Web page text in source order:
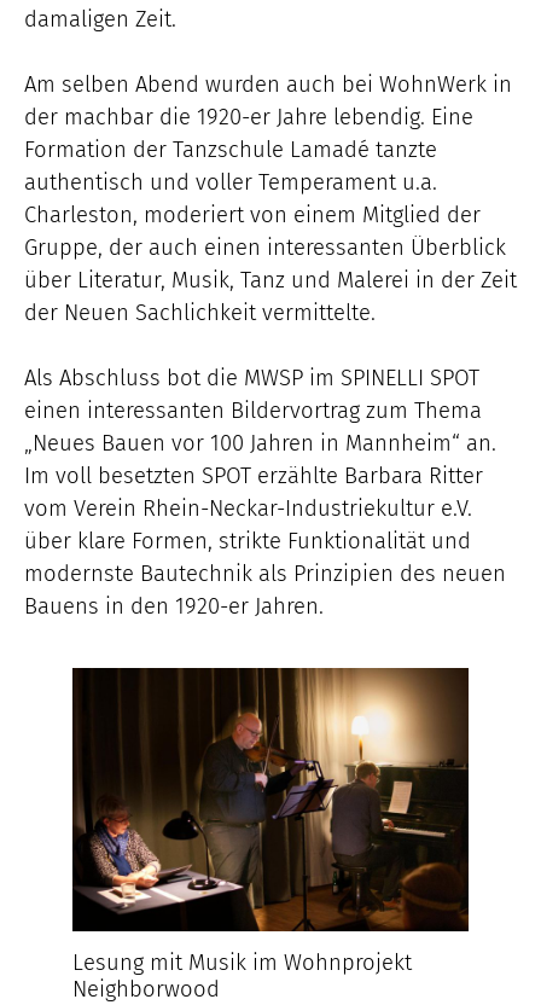
damaligen Zeit.
Am selben Abend wurden auch bei WohnWerk in
der machbar die 1920-er Jahre lebendig. Eine
Formation der Tanzschule Lamadé tanzte
authentisch und voller Temperament u.a.
Charleston, moderiert von einem Mitglied der
Gruppe, der auch einen interessanten Überblick
über Literatur, Musik, Tanz und Malerei in der Zeit
der Neuen Sachlichkeit vermittelte.
Als Abschluss bot die MWSP im SPINELLI SPOT
einen interessanten Bildervortrag zum Thema
„Neues Bauen vor 100 Jahren in Mannheim“ an.
Im voll besetzten SPOT erzählte Barbara Ritter
vom Verein Rhein-Neckar-Industriekultur e.V.
über klare Formen, strikte Funktionalität und
modernste Bautechnik als Prinzipien des neuen
Bauens in den 1920-er Jahren.
Lesung mit Musik im Wohnprojekt
Neighborwood